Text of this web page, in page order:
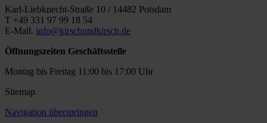
Karl-Liebknecht-Straße 10 / 14482 Potsdam
T +49 331 97 99 18 54
E-Mail. info@kirschundkirsch.de
Öffnungszeiten Geschäftsstelle
Montag bis Freitag 11:00 bis 17:00 Uhr
Sitemap
Navigation überspringen